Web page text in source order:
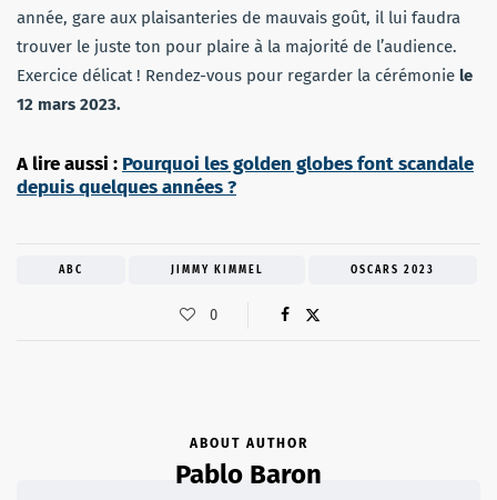
année, gare aux plaisanteries de mauvais goût, il lui faudra
trouver le juste ton pour plaire à la majorité de l’audience.
Exercice délicat ! Rendez-vous pour regarder la cérémonie le
12 mars 2023.
A lire aussi : Pourquoi les golden globes font scandale
depuis quelques années ?
ABC JIMMY KIMMEL OSCARS 2023
0
ABOUT AUTHOR
Pablo Baron